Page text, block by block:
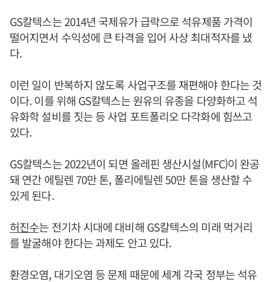
GS칼텍스는 2014년 국제유가 급락으로 석유제품 가격이
떨어지면서 수익성에 큰 타격을 입어 사상 최대적자를 냈
다.
이런 일이 반복하지 않도록 사업구조를 재편해야 한다는 것
이다. 이를 위해 GS칼텍스는 원유의 유종을 다양화하고 석
유화학 설비를 짓는 등 사업 포트폴리오 다각화에 힘쓰고
있다.
GS칼텍스는 2022년이 되면 올레핀 생산시설(MFC)이 완공
돼 연간 에틸렌 70만 톤, 폴리에틸렌 50만 톤을 생산할 수
있게 된다.
허진수는 전기차 시대에 대비해 GS칼텍스의 미래 먹거리
를 발굴해야 한다는 과제도 안고 있다.
환경오염, 대기오염 등 문제 때문에 세계 각국 정부는 석유